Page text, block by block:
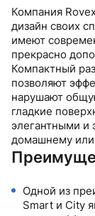
Компания
дизайн своих
имеют
прекрасно
Компактный
позволяют
нарушают
гладкие
элегантными и
домашнему или
Одной из
Smart и City